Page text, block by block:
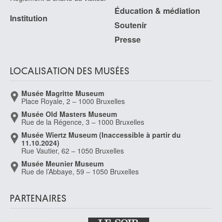
Gand 1901 - Ixelles / Bruxelles 1986
La Haye (Pays-Bas) 1795 - 1860
Cuesmes / Mons 1912 - Mons 1971
van de Veegaete Julien
Gand 1886 - 1960
van de Velde Adriaen
Amsterdam (Pays-Bas) 1636 - 1672
van de Velde Esaias
Amsterdam (Pays-Bas) 1587 - La Haye (Pays-Bas) 1630
Anvers 1863 - Oberägeri (Suisse) 1957
van de Velde Jan Jansz.
Haarlem (Pays-Bas) 1619/20 - Enkhuizen (Pays-Bas) ? 1662
Institution
Éducation & médiation
Soutenir
Presse
LOCALISATION DES MUSÉES
Musée Magritte Museum
Place Royale, 2 – 1000 Bruxelles
Musée Old Masters Museum
Rue de la Régence, 3 – 1000 Bruxelles
Musée Wiertz Museum (Inaccessible à partir du
11.10.2024)
Rue Vautier, 62 – 1050 Bruxelles
Musée Meunier Museum
Rue de l’Abbaye, 59 – 1050 Bruxelles
PARTENAIRES